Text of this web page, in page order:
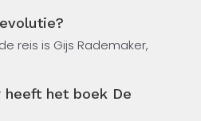
over dinosauriërs is
Gijs Rademaker en
de wereld over om deze
en spraken vooraanstaande
reis is Gijs Rademaker,
het boek De